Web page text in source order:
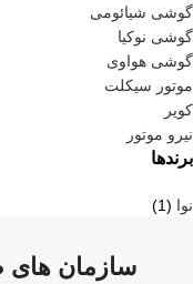
گوشی شیائومی
گوشی نوکیا
گوشی هواوی
موتور سیکلت
کویر
نیرو موتور
برندها
نوا (1)
سازمان های